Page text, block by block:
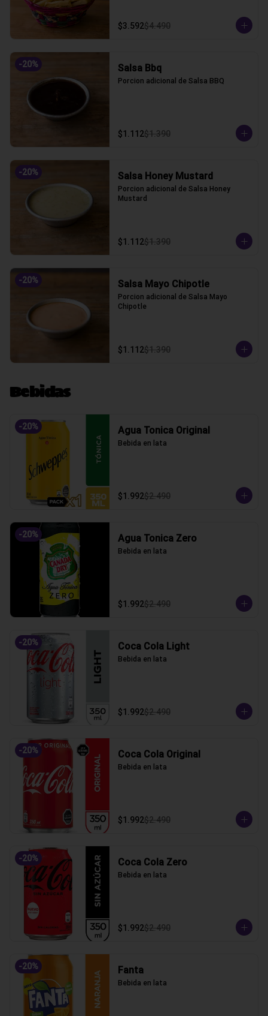
$3.592$4.490
-20% Salsa Bbq
Porcion adicional de Salsa BBQ
$1.112$1.390
-20% Salsa Honey Mustard
Porcion adicional de Salsa Honey
Mustard
$1.112$1.390
-20% Salsa Mayo Chipotle
Porcion adicional de Salsa Mayo
Chipotle
$1.112$1.390
Bebidas
-20% Agua Tonica Original
Bebida en lata
$1.992$2.490
-20% Agua Tonica Zero
Bebida en lata
$1.992$2.490
-20% Coca Cola Light
Bebida en lata
$1.992$2.490
-20% Coca Cola Original
Bebida en lata
$1.992$2.490
-20% Coca Cola Zero
Bebida en lata
$1.992$2.490
-20% Fanta
Bebida en lata